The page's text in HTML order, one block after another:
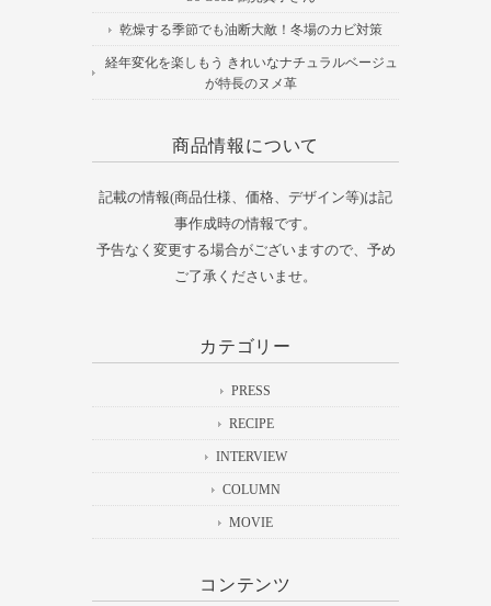
乾燥する季節でも油断大敵！冬場のカビ対策
経年変化を楽しもう きれいなナチュラルベージュ
が特長のヌメ革
商品情報について
記載の情報(商品仕様、価格、デザイン等)は記
事作成時の情報です。
予告なく変更する場合がございますので、予め
ご了承くださいませ。
カテゴリー
PRESS
RECIPE
INTERVIEW
COLUMN
MOVIE
コンテンツ